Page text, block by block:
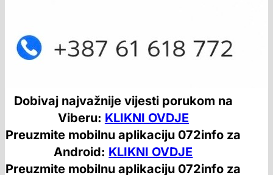
Dobivaj najvažnije vijesti porukom na
Viberu: KLIKNI OVDJE
Preuzmite mobilnu aplikaciju 072info za
Android: KLIKNI OVDJE
Preuzmite mobilnu aplikaciju 072info za